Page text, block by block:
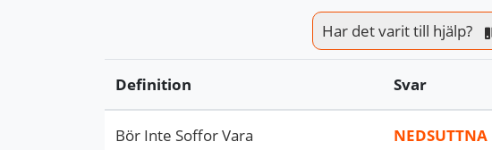
Har det varit till hjälp?
Definition Svar
Bör Inte Soffor Vara NEDSUTTNA